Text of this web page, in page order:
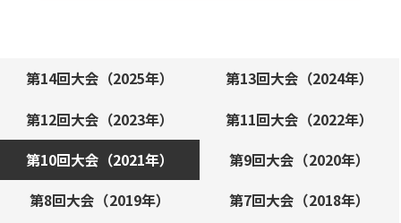
第14回大会（2025年）
第13回大会（2024年）
第12回大会（2023年）
第11回大会（2022年）
第10回大会（2021年）
第9回大会（2020年）
第8回大会（2019年）
第7回大会（2018年）